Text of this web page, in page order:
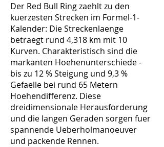
Der Red Bull Ring zaehlt zu den
kuerzesten Strecken im Formel-1-
Kalender: Die Streckenlaenge
betraegt rund 4,318 km mit 10
Kurven. Charakteristisch sind die
markanten Hoehenunterschiede -
bis zu 12 % Steigung und 9,3 %
Gefaelle bei rund 65 Metern
Hoehendifferenz. Diese
dreidimensionale Herausforderung
und die langen Geraden sorgen fuer
spannende Ueberholmanoeuver
und packende Rennen.